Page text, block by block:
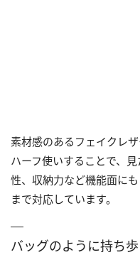
素材感のあるフェイクレ
ハーフ使いすることで、
性、収納力など機能面に
まで対応しています。
バッグのように持ち